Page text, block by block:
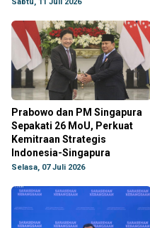
Prabowo dan PM Singapura
Sepakati 26 MoU, Perkuat
Kemitraan Strategis
Indonesia-Singapura
Selasa, 07 Juli 2026